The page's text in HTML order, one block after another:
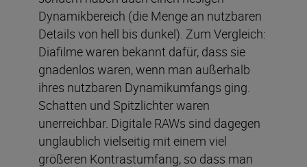
Dynamikbereich (die Menge an nutzbaren
Details von hell bis dunkel). Zum Vergleich:
Diafilme waren bekannt dafür, dass sie
gnadenlos waren, wenn man außerhalb
ihres nutzbaren Dynamikumfangs ging.
Schatten und Spitzlichter waren
unerreichbar. Digitale RAWs sind dagegen
unglaublich vielseitig mit einem viel
größeren Kontrastumfang, so dass man